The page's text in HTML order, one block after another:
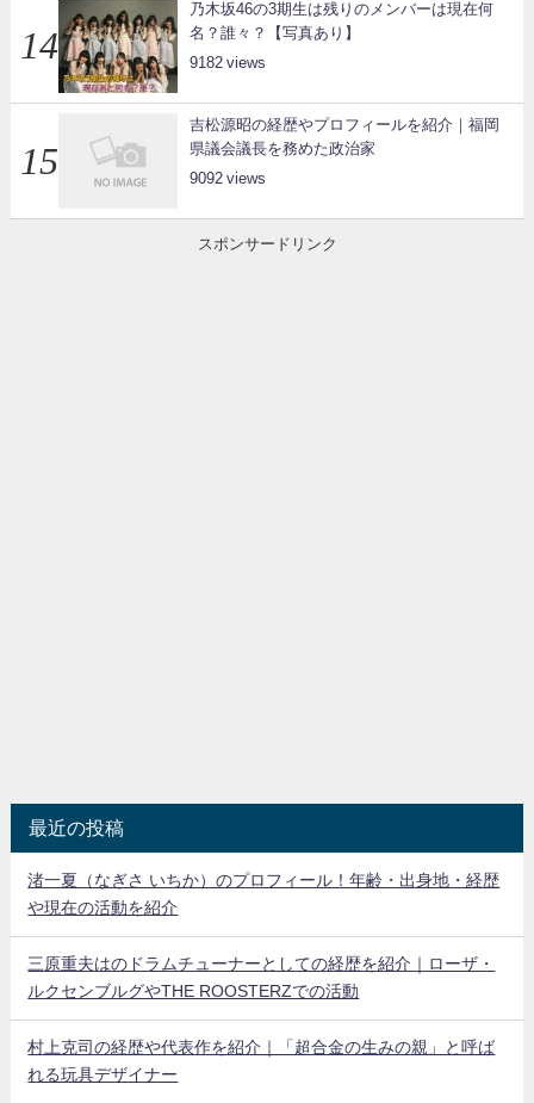
乃木坂46の3期生は残りのメンバーは現在何
名？誰々？【写真あり】
9182
吉松源昭の経歴やプロフィールを紹介｜福岡
県議会議長を務めた政治家
9092
スポンサードリンク
最近の投稿
渚一夏（なぎさ いちか）のプロフィール！年齢・出身地・経歴
や現在の活動を紹介
三原重夫はのドラムチューナーとしての経歴を紹介｜ローザ・
ルクセンブルグやTHE ROOSTERZでの活動
村上克司の経歴や代表作を紹介｜「超合金の生みの親」と呼ば
れる玩具デザイナー